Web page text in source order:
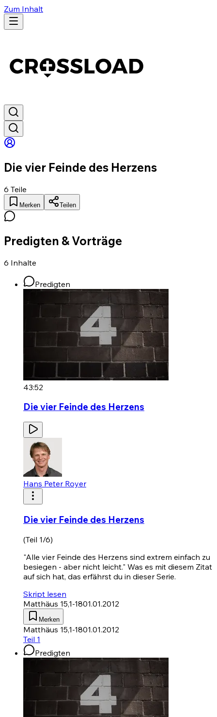
Zum Inhalt
Die vier Feinde des Herzens
6 Teile
Merken Teilen
Predigten & Vorträge
6 Inhalte
Predigten
43:52
Die vier Feinde des Herzens
Hans Peter Royer
Die vier Feinde des Herzens
(Teil 1/6)
"Alle vier Feinde des Herzens sind extrem einfach zu
besiegen - aber nicht leicht." Was es mit diesem Zitat
auf sich hat, das erfährst du in dieser Serie.
Skript lesen
Matthäus 15,1-1801.01.2012
Merken
Matthäus 15,1-1801.01.2012
Teil 1
Predigten